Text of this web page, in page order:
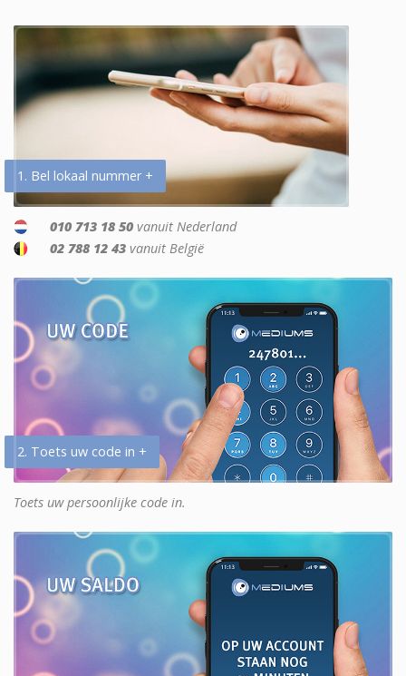
1. Bel lokaal nummer +
010 713 18 50 vanuit Nederland
02 788 12 43 vanuit België
2. Toets uw code in +
Toets uw persoonlijke code in.